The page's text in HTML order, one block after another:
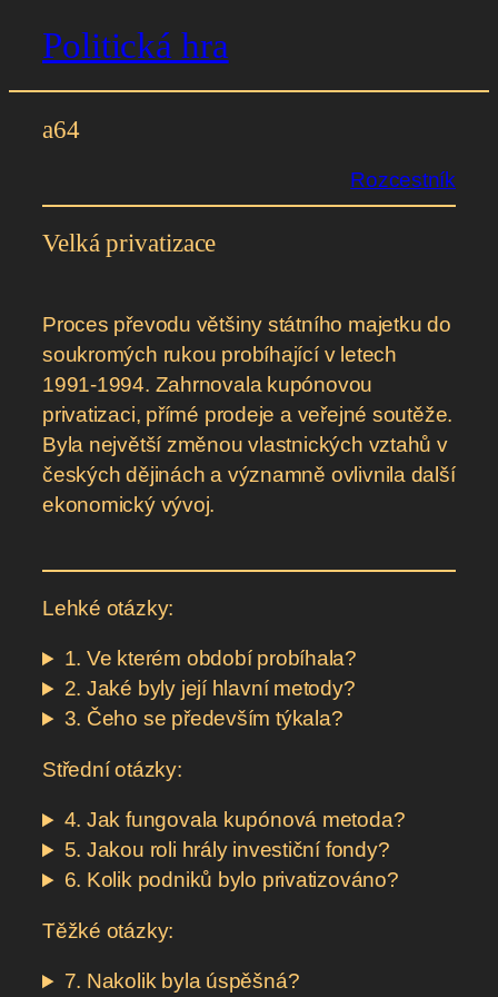
Přeskočit
obsah
Politická hra
a64
Rozcestník
Velká privatizace
Proces převodu většiny státního majetku do
soukromých rukou probíhající v letech
1991-1994. Zahrnovala kupónovou
privatizaci, přímé prodeje a veřejné soutěže.
Byla největší změnou vlastnických vztahů v
českých dějinách a významně ovlivnila další
ekonomický vývoj.
Lehké otázky:
1. Ve kterém období probíhala?
2. Jaké byly její hlavní metody?
3. Čeho se především týkala?
Střední otázky:
4. Jak fungovala kupónová metoda?
5. Jakou roli hrály investiční fondy?
6. Kolik podniků bylo privatizováno?
Těžké otázky:
7. Nakolik byla úspěšná?